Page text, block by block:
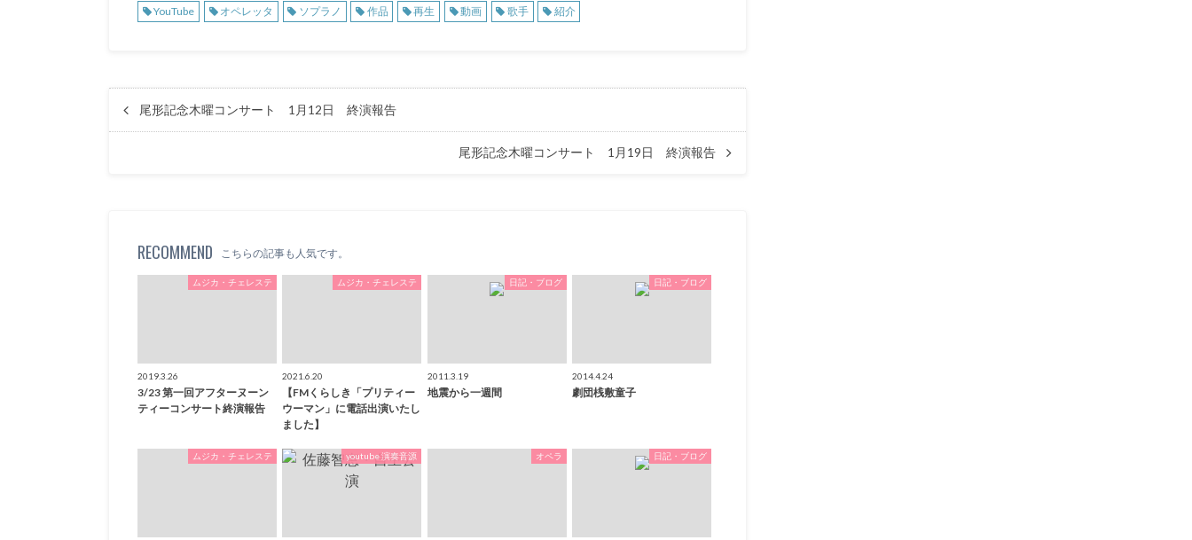
YouTube
オペレッタ ソプラノ 作品 再生 動画 歌手 紹介
尾形記念木曜コンサート 1月12日 終演報告
尾形記念木曜コンサート 1月19日 終演報告
RECOMMEND こちらの記事も人気です。
ムジカ・チェレステ
2019.3.26
3/23 第一回アフターヌーン
ティーコンサート終演報告
ムジカ・チェレステ
2021.6.20
【FMくらしき「プリティー
ウーマン」に電話出演いたし
ました】
日記・ブログ
2011.3.19
地震から一週間
日記・ブログ
2014.4.24
劇団桟敷童子
ムジカ・チェレステ youtube 演奏音源 オペラ 日記・ブログ